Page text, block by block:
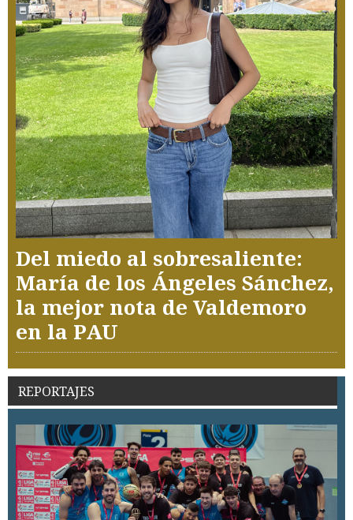
Del miedo al sobresaliente:
María de los Ángeles Sánchez,
la mejor nota de Valdemoro
en la PAU
REPORTAJES